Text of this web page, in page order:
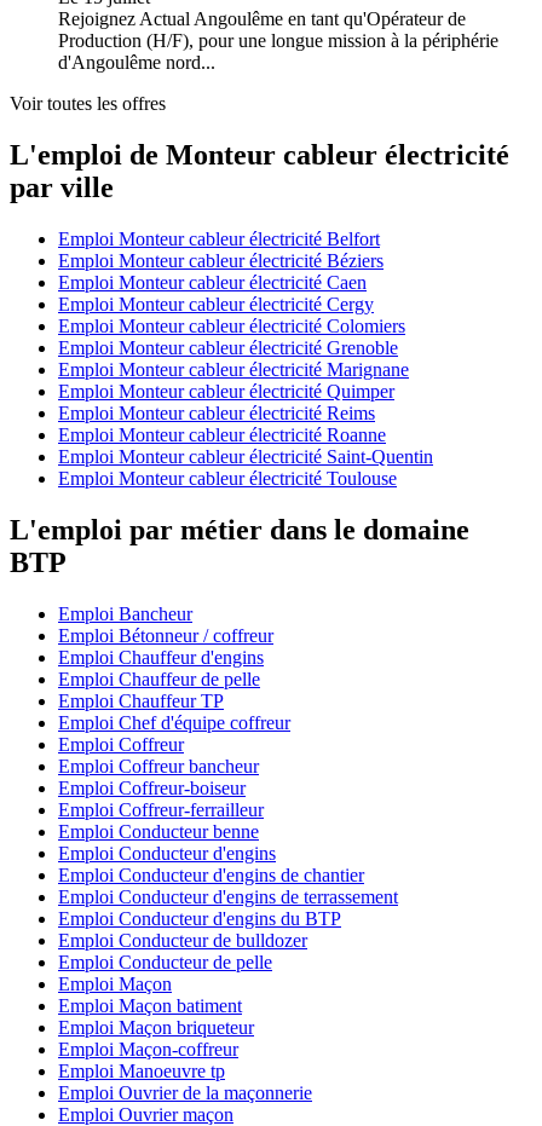
Rejoignez Actual Angoulême en tant qu'Opérateur de
Production (H/F), pour une longue mission à la périphérie
d'Angoulême nord...
Voir toutes les offres
L'emploi de Monteur cableur électricité
par ville
Emploi Monteur cableur électricité Belfort
Emploi Monteur cableur électricité Béziers
Emploi Monteur cableur électricité Caen
Emploi Monteur cableur électricité Cergy
Emploi Monteur cableur électricité Colomiers
Emploi Monteur cableur électricité Grenoble
Emploi Monteur cableur électricité Marignane
Emploi Monteur cableur électricité Quimper
Emploi Monteur cableur électricité Reims
Emploi Monteur cableur électricité Roanne
Emploi Monteur cableur électricité Saint-Quentin
Emploi Monteur cableur électricité Toulouse
L'emploi par métier dans le domaine
BTP
Emploi Bancheur
Emploi Bétonneur / coffreur
Emploi Chauffeur d'engins
Emploi Chauffeur de pelle
Emploi Chauffeur TP
Emploi Chef d'équipe coffreur
Emploi Coffreur
Emploi Coffreur bancheur
Emploi Coffreur-boiseur
Emploi Coffreur-ferrailleur
Emploi Conducteur benne
Emploi Conducteur d'engins
Emploi Conducteur d'engins de chantier
Emploi Conducteur d'engins de terrassement
Emploi Conducteur d'engins du BTP
Emploi Conducteur de bulldozer
Emploi Conducteur de pelle
Emploi Maçon
Emploi Maçon batiment
Emploi Maçon briqueteur
Emploi Maçon-coffreur
Emploi Manoeuvre tp
Emploi Ouvrier de la maçonnerie
Emploi Ouvrier maçon